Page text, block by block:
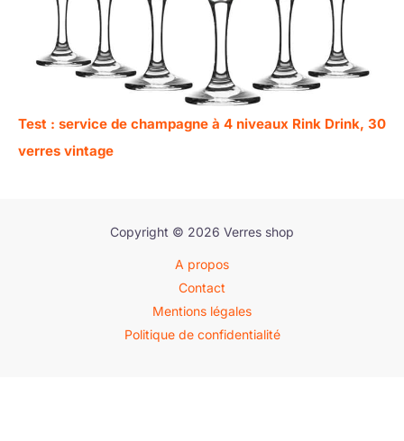
Test : service de champagne à 4 niveaux Rink Drink, 30
verres vintage
Copyright © 2026 Verres shop
A propos
Contact
Mentions légales
Politique de confidentialité